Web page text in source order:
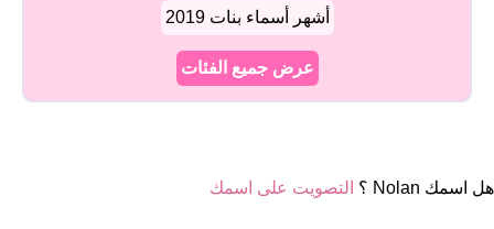
أشهر أسماء بنات 2019
عرض جميع الفئات
هل اسمك Nolan ؟ التصويت على اسمك